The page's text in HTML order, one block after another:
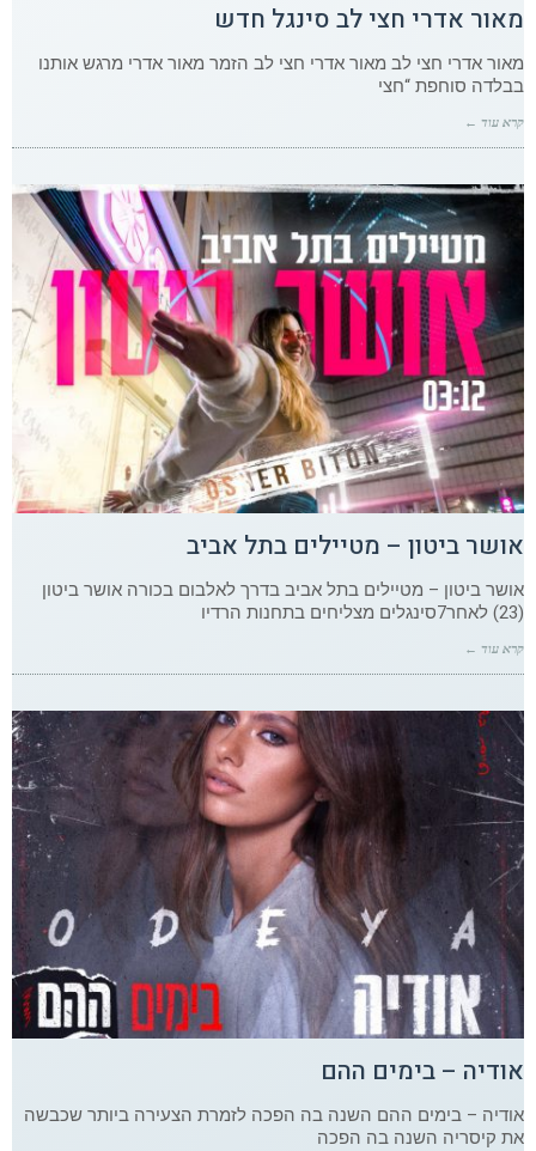
מאור אדרי חצי לב סינגל חדש
מאור אדרי חצי לב מאור אדרי חצי לב הזמר מאור אדרי מרגש אותנו
בבלדה סוחפת “חצי
קרא עוד ←
אושר ביטון – מטיילים בתל אביב
אושר ביטון – מטיילים בתל אביב בדרך לאלבום בכורה אושר ביטון
(23) לאחר7סינגלים מצליחים בתחנות הרדיו
קרא עוד ←
אודיה – בימים ההם
אודיה – בימים ההם השנה בה הפכה לזמרת הצעירה ביותר שכבשה
את קיסריה השנה בה הפכה